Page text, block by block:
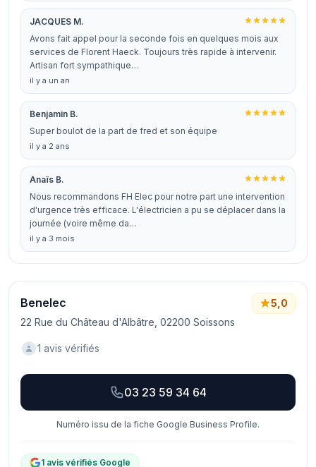
JACQUES M.
Avons fait appel pour la seconde fois en quelques mois aux
services de Florent Haeck. Toujours très rapide à intervenir.
Artisan fort sympathique…
il y a un an
Benjamin B.
Super boulot de la part de fred et son équipe
il y a 2 ans
Anaïs B.
Nous recommandons FH Elec pour notre part une intervention
d'urgence très efficace. L'électricien a pu se déplacer dans la
journée (voire même da…
il y a 3 mois
Benelec
22 Rue du Château d'Albâtre, 02200 Soissons
5,0
1 avis vérifiés
03 23 59 34 64
Numéro issu de la fiche Google Business Profile.
1 avis vérifiés Google